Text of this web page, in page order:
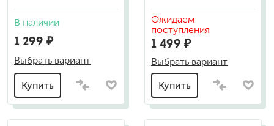
В наличии
1 299 ₽
Выбрать вариант
Купить
Ожидаем
поступления
1 499 ₽
Выбрать вариант
Купить